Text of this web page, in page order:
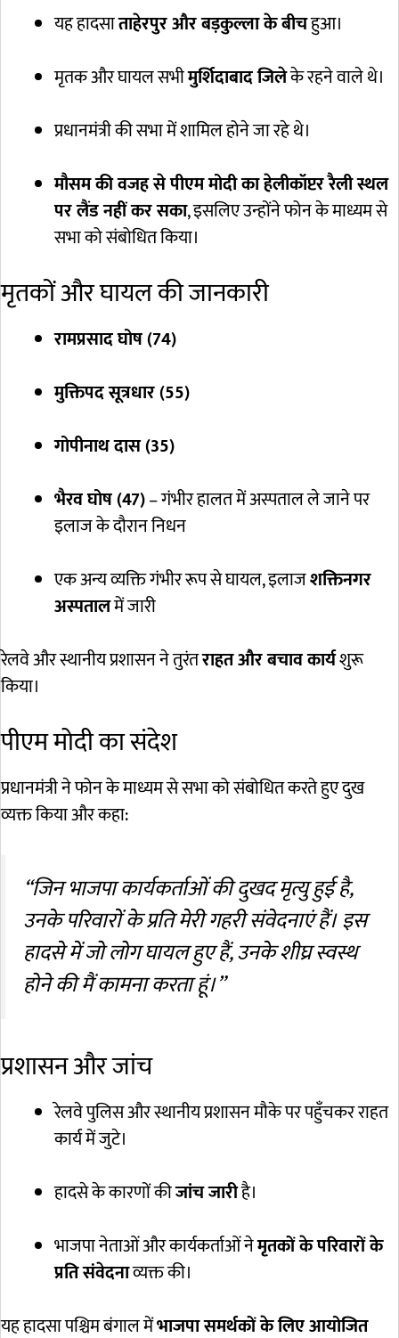
यह हादसाताहेरपुर और बड़कुल्ला के बीचहुआ।
मृतक और घायल सभीमुर्शिदाबाद जिलेके रहने वाले थे।
प्रधानमंत्री की सभा में शामिल होने जा रहे थे।
मौसम की वजह से पीएम मोदी का हेलीकॉप्टर रैली स्थल
पर लैंड नहीं कर सका, इसलिए उन्होंने फोन के माध्यम से
सभा को संबोधित किया।
मृतकों और घायल की जानकारी
रामप्रसाद घोष (74)
मुक्तिपद सूत्रधार (55)
गोपीनाथ दास (35)
भैरव घोष (47)– गंभीर हालत में अस्पताल ले जाने पर
इलाज के दौरान निधन
एक अन्य व्यक्ति गंभीर रूप से घायल, इलाजशक्तिनगर
अस्पतालमें जारी
रेलवे और स्थानीय प्रशासन ने तुरंतराहत और बचाव कार्यशुरू
किया।
पीएम मोदी का संदेश
प्रधानमंत्री ने फोन के माध्यम से सभा को संबोधित करते हुए दुख
व्यक्त किया और कहा:
“जिन भाजपा कार्यकर्ताओं की दुखद मृत्यु हुई है,
उनके परिवारों के प्रति मेरी गहरी संवेदनाएं हैं। इस
हादसे में जो लोग घायल हुए हैं, उनके शीघ्र स्वस्थ
होने की मैं कामना करता हूं।”
प्रशासन और जांच
रेलवे पुलिस और स्थानीय प्रशासन मौके पर पहुँचकर राहत
कार्य में जुटे।
हादसे के कारणों कीजांच जारीहै।
भाजपा नेताओं और कार्यकर्ताओं नेमृतकों के परिवारों के
प्रति संवेदनाव्यक्त की।
यह हादसा पश्चिम बंगाल मेंभाजपा समर्थकों के लिए आयोजित